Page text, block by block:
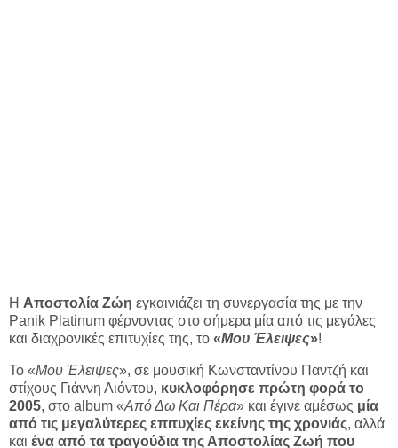
Η Αποστολία Ζώη εγκαινιάζει τη συνεργασία της με την
Panik Platinum φέρνοντας στο σήμερα μία από τις μεγάλες
και διαχρονικές επιτυχίες της, το «Μου Έλειψες»!
Το «Μου Έλειψες», σε μουσική Κωνσταντίνου Παντζή και
στίχους Γιάννη Λιόντου, κυκλοφόρησε πρώτη φορά το
2005, στο album «Από Δω Και Πέρα» και έγινε αμέσως μία
από τις μεγαλύτερες επιτυχίες εκείνης της χρονιάς, αλλά
και ένα από τα τραγούδια της Αποστολίας Ζωή που